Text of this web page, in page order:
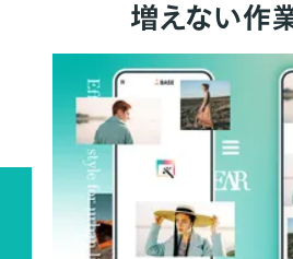
増えない作